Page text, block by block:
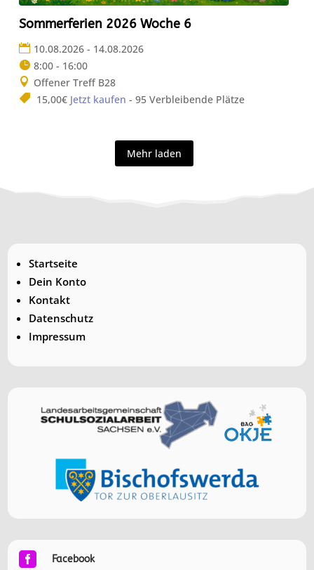
Sommerferien 2026 Woche 6
10.08.2026 - 14.08.2026
8:00 - 16:00
Offener Treff B28
15,00€ Jetzt kaufen - 95 Verbleibende Plätze
Mehr laden
Startseite
Dein Konto
Kontakt
Datenschutz
Impressum
 Facebook